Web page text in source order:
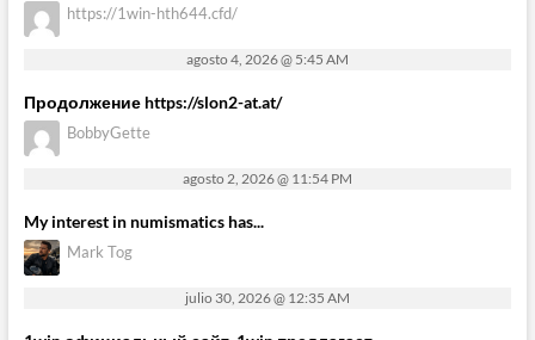
https://1win-hth644.cfd/
agosto 4, 2026 @ 5:45 AM
Продолжение https://slon2-at.at/
BobbyGette
agosto 2, 2026 @ 11:54 PM
My interest in numismatics has...
Mark Tog
julio 30, 2026 @ 12:35 AM